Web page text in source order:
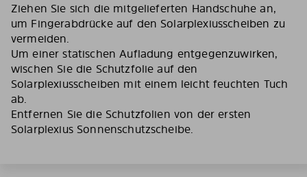
Ziehen Sie sich die mitgelieferten Handschuhe an,
um Fingerabdrücke auf den Solarplexiusscheiben zu
vermeiden.
Um einer statischen Aufladung entgegenzuwirken,
wischen Sie die Schutzfolie auf den
Solarplexiusscheiben mit einem leicht feuchten Tuch
ab.
Entfernen Sie die Schutzfolien von der ersten
Solarplexius Sonnenschutzscheibe.